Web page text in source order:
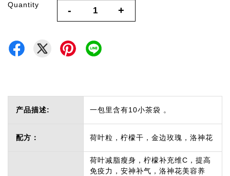
Quantity - +
产品描述: 一包里含有10小茶袋 。
配方： 荷叶粒，柠檬干，金边玫瑰，洛神花
荷叶减脂瘦身，柠檬补充维C，提高
免疫力，安神补气，洛神花美容养